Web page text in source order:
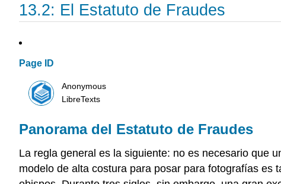
13.2: El Estatuto de Fraudes
Page ID
Anonymous
LibreTexts
Panorama del Estatuto de Fraudes
La regla general es la siguiente: no es necesario que
modelo de alta costura para posar para fotografías es